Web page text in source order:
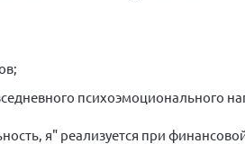
психоэмоционального
я" реализуется при